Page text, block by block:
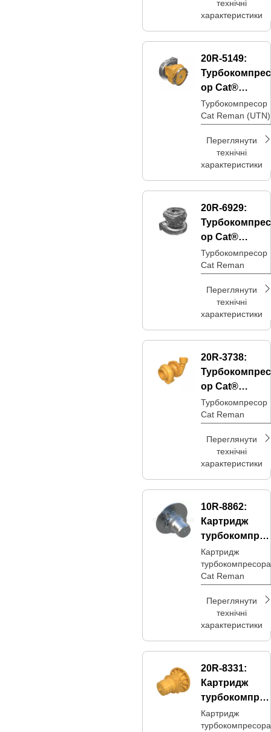
технічні
характеристики
20R-5149:
Турбокомпрес
ор Cat®
Reman
Upgrade-До-
Турбокомпресор
Cat Reman (UTN)
Переглянути
технічні
характеристики
20R-6929:
Турбокомпрес
ор Cat®
Reman
Турбокомпресор
Cat Reman
Переглянути
технічні
характеристики
20R-3738:
Турбокомпрес
ор Cat®
Reman
Турбокомпресор
Cat Reman
Переглянути
технічні
характеристики
10R-8862:
Картридж
турбокомпрес
ора Cat®
Reman
Картридж
турбокомпресора
Cat Reman
Переглянути
технічні
характеристики
20R-8331:
Картридж
турбокомпрес
ора Cat®
Reman
Картридж
турбокомпресора